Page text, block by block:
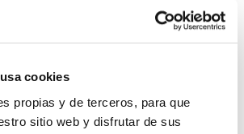
cookies
propias y de terceros, para que
sitio web y disfrutar de sus
15 16
19 20 21 22 23
26 27
2 3 4